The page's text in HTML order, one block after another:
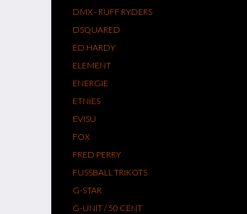
DMX - RUFF RYDERS
DSQUARED
ED HARDY
ELEMENT
ENERGIE
ETNIES
EVISU
FOX
FRED PERRY
FUSSBALL TRIKOTS
G-STAR
G-UNIT / 50 CENT